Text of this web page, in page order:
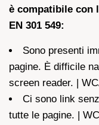
è compatibile con
EN 301 549:
Sono presenti
pagine. È difficile
screen reader. |
Ci sono link
tutte le pagine. |